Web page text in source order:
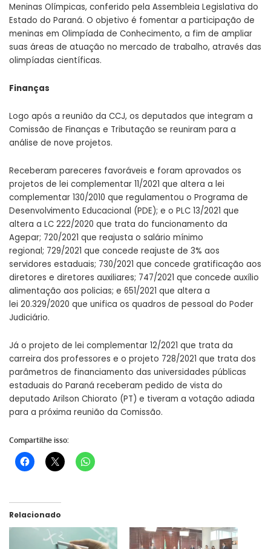
Meninas Olímpicas, conferido pela Assembleia Legislativa do
Estado do Paraná. O objetivo é fomentar a participação de
meninas em Olimpíada de Conhecimento, a fim de ampliar
suas áreas de atuação no mercado de trabalho, através das
olimpíadas científicas.
Finanças
Logo após a reunião da CCJ, os deputados que integram a
Comissão de Finanças e Tributação se reuniram para a
análise de nove projetos.
Receberam pareceres favoráveis e foram aprovados os
projetos de lei complementar 11/2021 que altera a lei
complementar 130/2010 que regulamentou o Programa de
Desenvolvimento Educacional (PDE); e o PLC 13/2021 que
altera a LC 222/2020 que trata do funcionamento da
Agepar; 720/2021 que reajusta o salário mínimo
regional; 729/2021 que concede reajuste de 3% aos
servidores estaduais; 730/2021 que concede gratificação aos
diretores e diretores auxiliares; 747/2021 que concede auxílio
alimentação aos policias; e 651/2021 que altera a
lei 20.329/2020 que unifica os quadros de pessoal do Poder
Judiciário.
Já o projeto de lei complementar 12/2021 que trata da
carreira dos professores e o projeto 728/2021 que trata dos
parâmetros de financiamento das universidades públicas
estaduais do Paraná receberam pedido de vista do
deputado Arilson Chiorato (PT) e tiveram a votação adiada
para a próxima reunião da Comissão.
Compartilhe isso:
Relacionado